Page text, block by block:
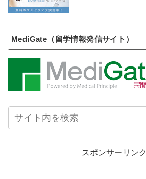
MediGate（留学情報発信サイト）
スポンサーリンク